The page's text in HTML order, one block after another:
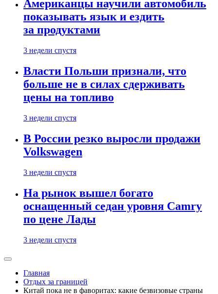
Американцы научили автомобиль
показывать язык и ездить
за продуктами
3 недели спустя
Власти Польши признали, что
больше не в силах сдерживать
цены на топливо
3 недели спустя
В России резко выросли продажи
Volkswagen
3 недели спустя
На рынок вышел богато
оснащенный седан уровня Camry
по цене Лады
3 недели спустя
Главная
Отдых за границей
Китай пока не в фаворитах: какие безвизовые страны